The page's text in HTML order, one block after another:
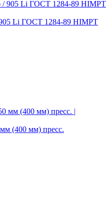
Li ГОСТ 1284-89 HIMPT
(400 мм) пресс.